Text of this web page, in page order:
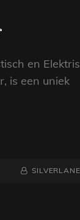
en
is een uniek
NAAMREGEL
BYLINE